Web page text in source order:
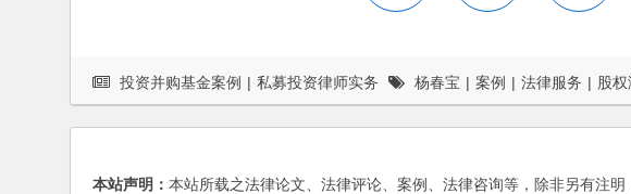
投资并购基金案例 | 私募投资律师实务 杨春宝 | 案例 | 法律服务 | 股
本站声明： 本站所载之法律论文、法律评论、案例、法律咨询等，除非另有注